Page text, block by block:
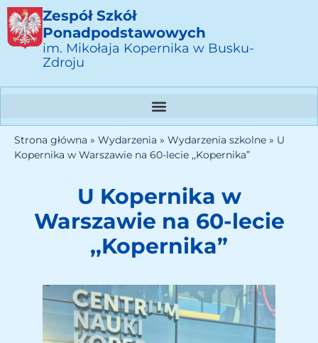
Zespół Szkół
Ponadpodstawowych
im. Mikołaja Kopernika w Busku-
Zdroju
Strona główna » Wydarzenia » Wydarzenia szkolne » U
Kopernika w Warszawie na 60-lecie ,,Kopernika”
U Kopernika w
Warszawie na 60-lecie
,,Kopernika”